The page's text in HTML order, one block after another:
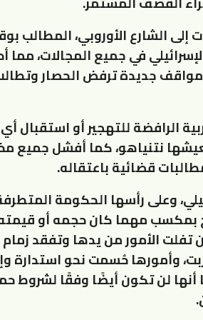
إلى الشارع الأوروبي، المطالب
في جميع المجالات، مما
مواقف جديدة ترفض الحصار
الرافضة للتهجير أو استقبال
نتنياهو، كما أفشل جميع
قضائية باعتقاله.
وعلى رأسها الحكومة
بمكسب مهما كان حجمه أو
تفلت الأمور من يدها وتفقد
وأمورها حُسمت نحو استدارة
لن تكون أيضًا وفقًا لشروط